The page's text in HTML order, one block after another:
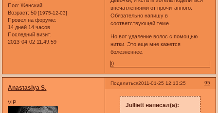
Пол: Женский
Возраст: 50[1975-12-03]
Провел на форуме:
14 дней 14 часов
Последний визит:
2013-04-02 11:49:59
впечатлениями от прочитанного.
Обязательно напишу в
соответствующей теме.
Но вот удаление волос с помощью
нитки. Это еще мне кажется
болезненнее.
0
Поделиться 95
2011-01-25 12:13:25
Anastasiya S.
VIP Julliett написал(а):